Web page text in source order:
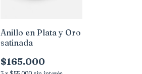
Anillo en Plata y Oro
satinada
$165.000